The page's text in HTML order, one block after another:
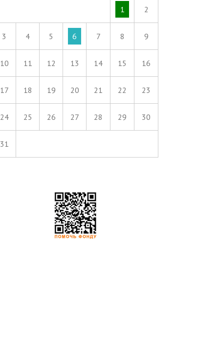
1 2
3 4 5 6 7 8 9
10 11 12 13 14 15 16
17 18 19 20 21 22 23
24 25 26 27 28 29 30
31